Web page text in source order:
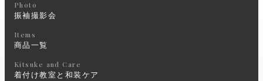
Photo
振袖撮影会
Items
商品一覧
Kitsuke and Care
着付け教室と和装ケア